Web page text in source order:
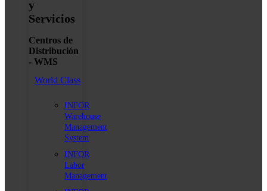
y
Servicios
Centros de
Distribución
- WMS
World Class
INFOR
Warehouse
Management
System
INFOR
Labor
Management